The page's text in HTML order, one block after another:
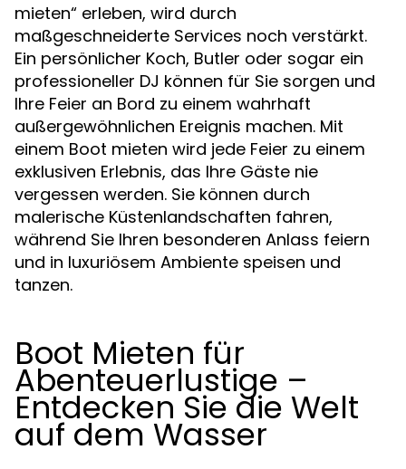
mieten“ erleben, wird durch
maßgeschneiderte Services noch verstärkt.
Ein persönlicher Koch, Butler oder sogar ein
professioneller DJ können für Sie sorgen und
Ihre Feier an Bord zu einem wahrhaft
außergewöhnlichen Ereignis machen. Mit
einem Boot mieten wird jede Feier zu einem
exklusiven Erlebnis, das Ihre Gäste nie
vergessen werden. Sie können durch
malerische Küstenlandschaften fahren,
während Sie Ihren besonderen Anlass feiern
und in luxuriösem Ambiente speisen und
tanzen.
Boot Mieten für
Abenteuerlustige –
Entdecken Sie die Welt
auf dem Wasser